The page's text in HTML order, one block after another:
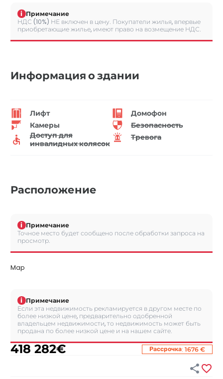
i Примечание
НДС (10%) НЕ включен в цену. Покупатели жилья, впервые
приобретающие жилье, имеют право на возмещение НДС.
Информация о здании
Лифт
Домофон
Камеры
Безопасность
Доступ для
инвалидных колясок
Тревога
Расположение
i Примечание
Точное место будет сообщено после обработки запроса на
просмотр.
Map
i Примечание
Если эта недвижимость рекламируется в другом месте по
более низкой цене, предварительно одобренной
владельцем недвижимости, то недвижимость может быть
продана по более низкой цене и на нашем сайте.
418 282€ Рассрочка: 1676 €
 